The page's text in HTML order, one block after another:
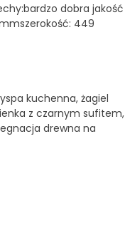
dobra jakość
449
kuchenna, żagiel
z czarnym sufitem,
drewna na